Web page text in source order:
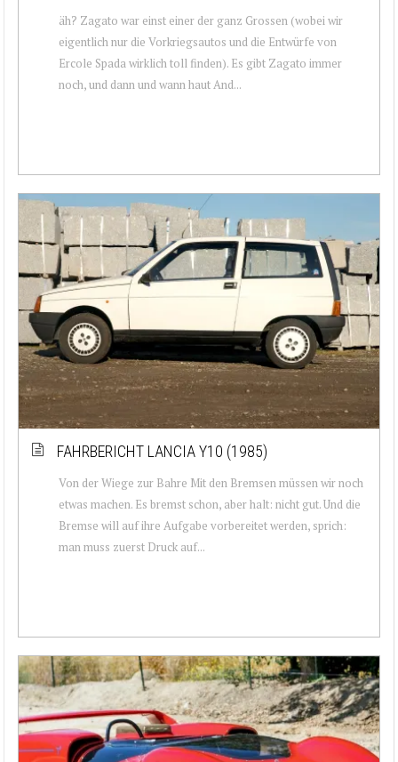
äh? Zagato war einst einer der ganz Grossen (wobei wir
eigentlich nur die Vorkriegsautos und die Entwürfe von
Ercole Spada wirklich toll finden). Es gibt Zagato immer
noch, und dann und wann haut And...
FAHRBERICHT LANCIA Y10 (1985)
Von der Wiege zur Bahre Mit den Bremsen müssen wir noch
etwas machen. Es bremst schon, aber halt: nicht gut. Und die
Bremse will auf ihre Aufgabe vorbereitet werden, sprich:
man muss zuerst Druck auf...